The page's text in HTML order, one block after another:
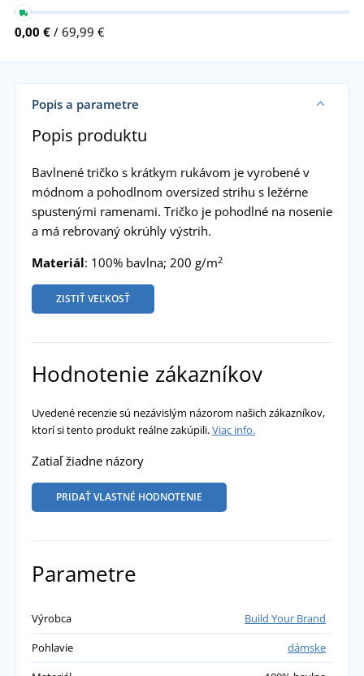
0,00 € / 69,99 €
Popis a parametre
Popis produktu
Bavlnené tričko s krátkym rukávom je vyrobené v
módnom a pohodlnom oversized strihu s ležérne
spustenými ramenami. Tričko je pohodlné na nosenie
a má rebrovaný okrúhly výstrih.
Materiál: 100% bavlna; 200 g/m2
ZISTIŤ VEĽKOSŤ
Hodnotenie zákazníkov
Uvedené recenzie sú nezávislým názorom našich zákazníkov,
ktorí si tento produkt reálne zakúpili.Viac info.
Zatiaľ žiadne názory
PRIDAŤ VLASTNÉ HODNOTENIE
Parametre
Výrobca
Build Your Brand
Pohlavie
dámske